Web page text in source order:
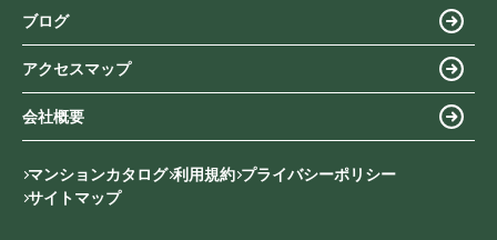
ブログ
アクセスマップ
会社概要
マンションカタログ 利用規約 プライバシーポリシー
サイトマップ